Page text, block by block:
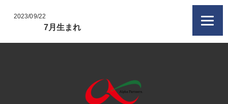
2023/09/22
7月生まれ